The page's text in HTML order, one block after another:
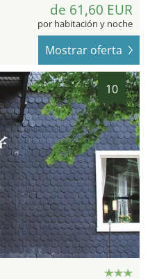
de 61,60 EUR
por habitación y noche
Mostrar oferta
10